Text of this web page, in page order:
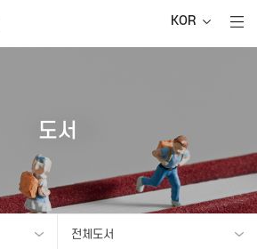
KOR
도서
전체도서